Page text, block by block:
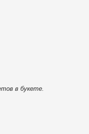
в букете.